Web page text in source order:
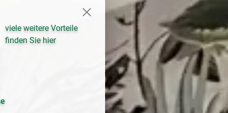
viele weitere Vorteile
finden Sie hier